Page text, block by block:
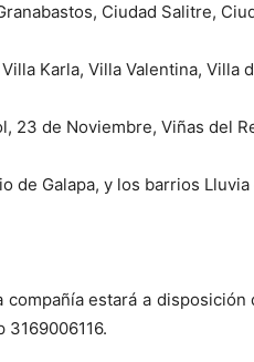
Ciudad Salitre,
Karla, Villa Valentina, Villa
23 de Noviembre, Viñas del
de Galapa, y los barrios
estará a
3169006116.